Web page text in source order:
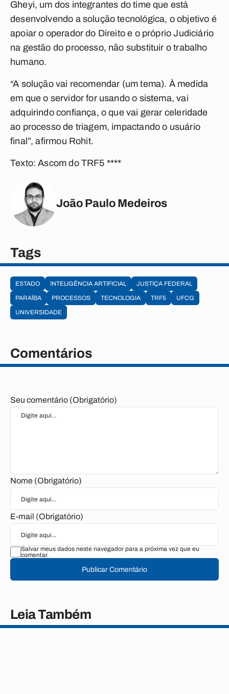
Gheyi, um dos integrantes do time que está
desenvolvendo a solução tecnológica, o objetivo é
apoiar o operador do Direito e o próprio Judiciário
na gestão do processo, não substituir o trabalho
humano.
“A solução vai recomendar (um tema). À medida
em que o servidor for usando o sistema, vai
adquirindo confiança, o que vai gerar celeridade
ao processo de triagem, impactando o usuário
final”, afirmou Rohit.
Texto: Ascom do TRF5 ****
João Paulo Medeiros
Tags
ESTADO INTELIGÊNCIA ARTIFICIAL
JUSTIÇA FEDERAL
PARAÍBA
PROCESSOS TECNOLOGIA TRF5
UFCG
UNIVERSIDADE
Comentários
Seu comentário (Obrigatório)
Nome (Obrigatório)
E-mail (Obrigatório)
Salvar meus dados neste navegador para a próxima vez que eu
comentar.
Publicar Comentário
Leia Também